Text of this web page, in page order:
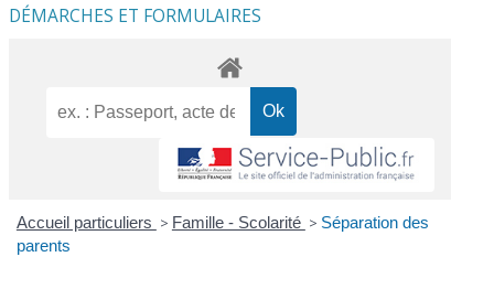
DÉMARCHES ET FORMULAIRES
Accueil particuliers > Famille - Scolarité > Séparation des
parents